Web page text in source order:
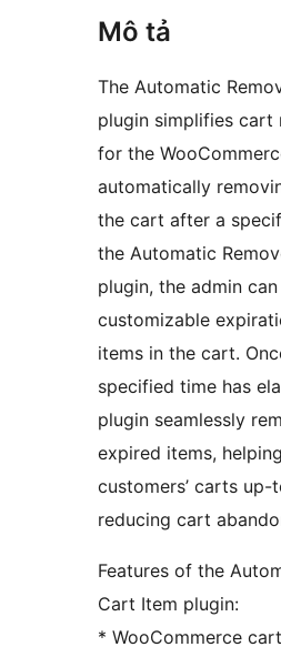
Mô tả
The Automatic
plugin simplifies cart
for the
automatically
the cart after a
the Automatic
plugin, the admin
customizable
items in the cart.
specified time has
plugin seamlessly
expired items,
customers’ carts up-
reducing cart
Features of the
Cart Item plugin:
* WooCommerce